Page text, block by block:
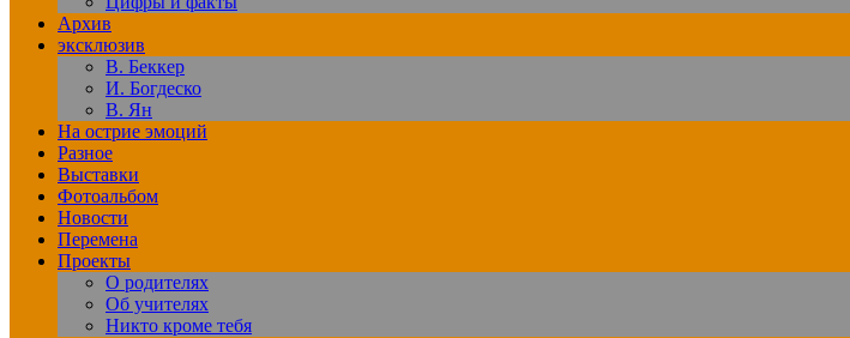
Архив
эксклюзив
В. Беккер
И. Богдеско
В. Ян
На острие эмоций
Разное
Выставки
Фотоальбом
Новости
Перемена
Проекты
О родителях
Об учителях
Никто кроме тебя